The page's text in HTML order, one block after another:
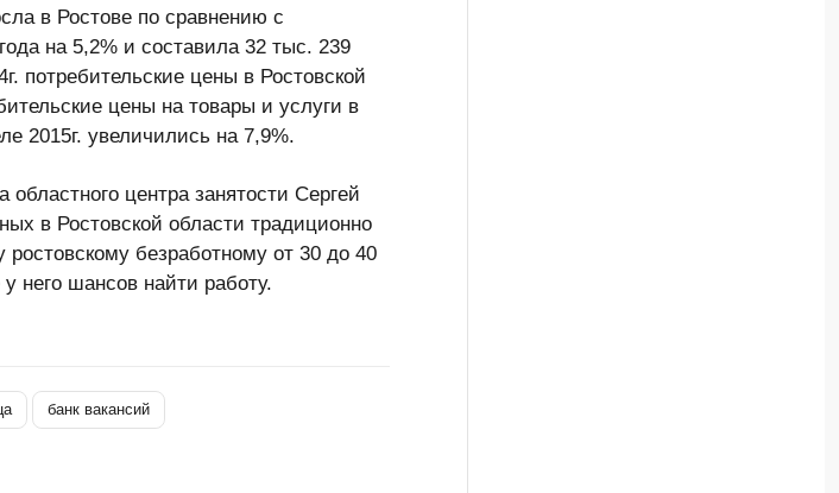
в Ростове по сравнению с
на 5,2% и составила 32 тыс. 239
потребительские цены в Ростовской
цены на товары и услуги в
2015г. увеличились на 7,9%.
областного центра занятости Сергей
в Ростовской области традиционно
безработному от 30 до 40
него шансов найти работу.
банк вакансий